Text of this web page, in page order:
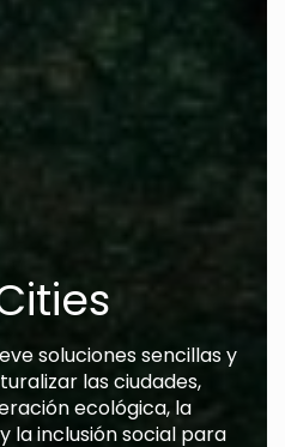
soluciones sencillas y
las ciudades,
ecológica, la
la inclusión social para